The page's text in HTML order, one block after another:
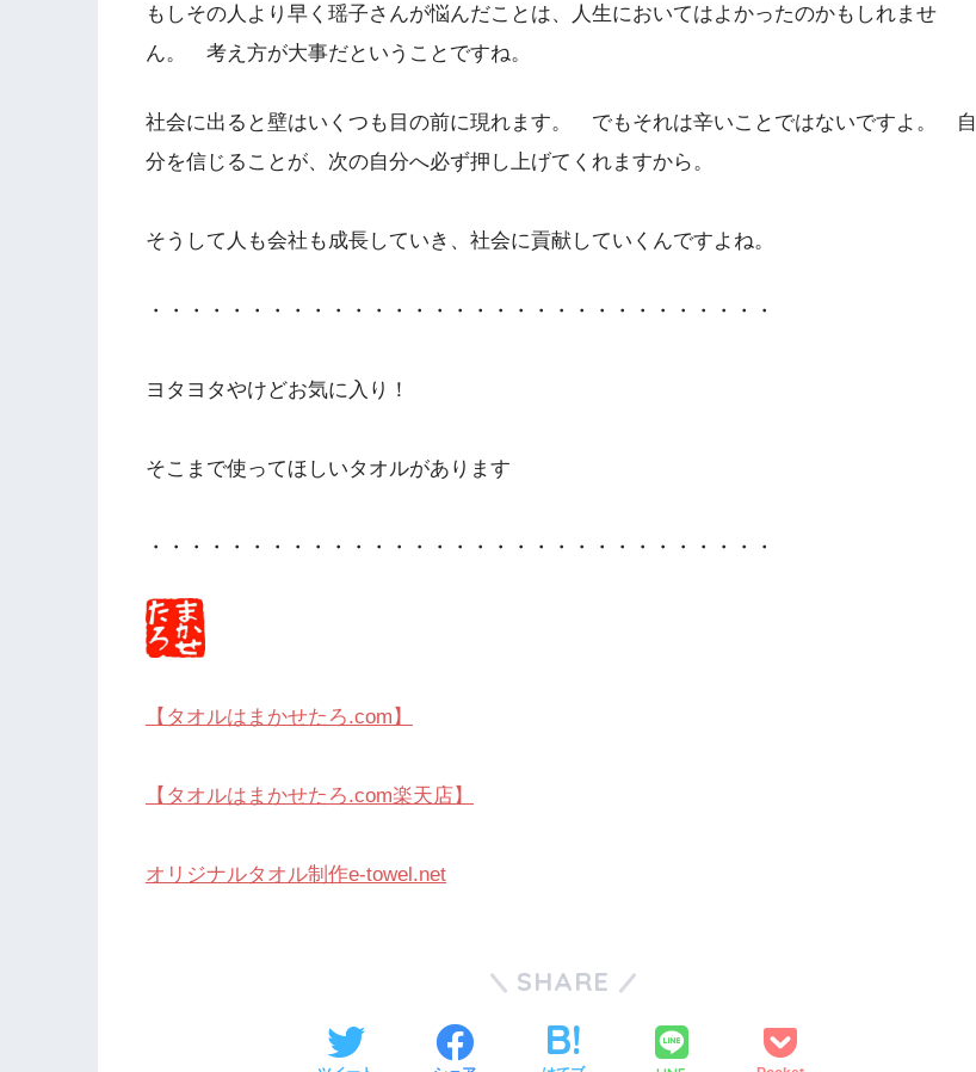
もしその人より早く瑶子さんが悩んだことは、人生においてはよかったのかもしれませ
ん。 考え方が大事だということですね。
社会に出ると壁はいくつも目の前に現れます。 でもそれは辛いことではないですよ。 自
分を信じることが、次の自分へ必ず押し上げてくれますから。
そうして人も会社も成長していき、社会に貢献していくんですよね。
・・・・・・・・・・・・・・・・・・・・・・・・・・・・・・・
ヨタヨタやけどお気に入り！
そこまで使ってほしいタオルがあります
・・・・・・・・・・・・・・・・・・・・・・・・・・・・・・・
【タオルはまかせたろ.com】
【タオルはまかせたろ.com楽天店】
オリジナルタオル制作e-towel.net
SHARE